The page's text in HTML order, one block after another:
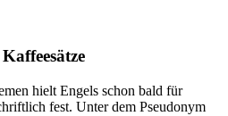
hielt Engels schon bald für
fest. Unter dem Pseudonym